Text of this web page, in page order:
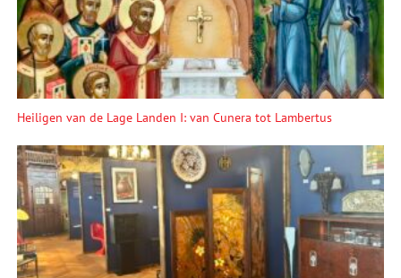
Heiligen van de Lage Landen I: van Cunera tot Lambertus